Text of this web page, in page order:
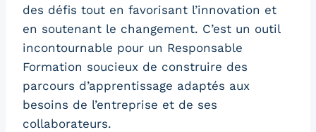
des défis tout en favorisant l’innovation et
en soutenant le changement. C’est un outil
incontournable pour un Responsable
Formation soucieux de construire des
parcours d’apprentissage adaptés aux
besoins de l’entreprise et de ses
collaborateurs.